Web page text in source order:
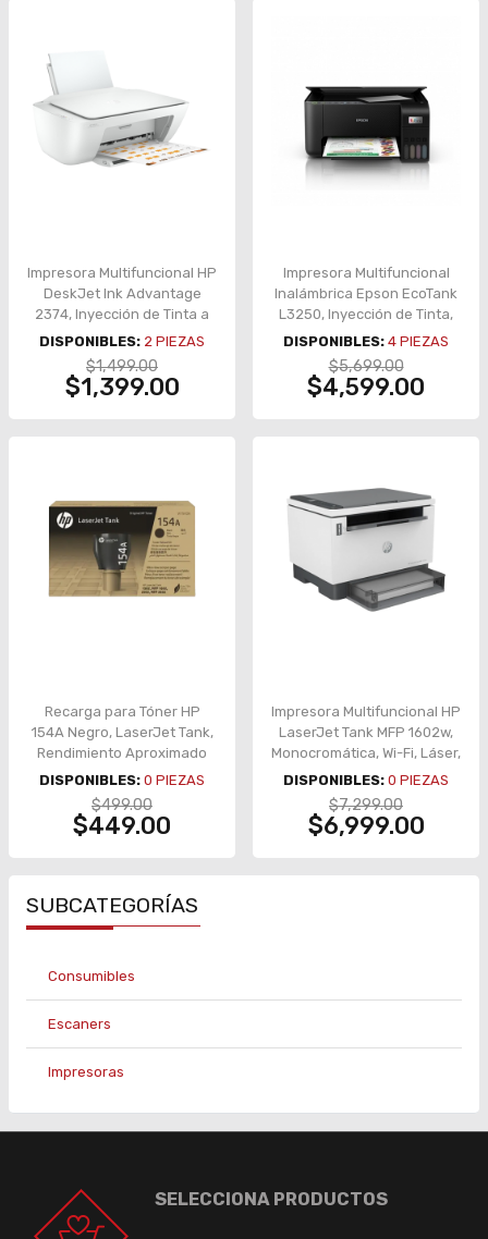
Impresora Multifuncional HP
DeskJet Ink Advantage
2374, Inyección de Tinta a
Color, Print/Copy/Scan,
USB, 4800 x 1200 dpi, 7.5
ppm, Bandeja 60 Hojas –
7WQ03A
DISPONIBLES: 2 PIEZAS
$1,499.00
$1,399.00
Impresora Multifuncional
Inalámbrica Epson EcoTank
L3250, Inyección de Tinta,
Color – C11CJ67301
DISPONIBLES: 4 PIEZAS
$5,699.00
$4,599.00
Recarga para Tóner HP
154A Negro, LaserJet Tank,
Rendimiento Aproximado
2,500 Páginas – W1540A
DISPONIBLES: 0 PIEZAS
$499.00
$449.00
Impresora Multifuncional HP
LaserJet Tank MFP 1602w,
Monocromática, Wi-Fi, Láser,
Copia y Escáner – 2R3E8A
DISPONIBLES: 0 PIEZAS
$7,299.00
$6,999.00
SUBCATEGORÍAS
Consumibles
Escaners
Impresoras
SELECCIONA PRODUCTOS